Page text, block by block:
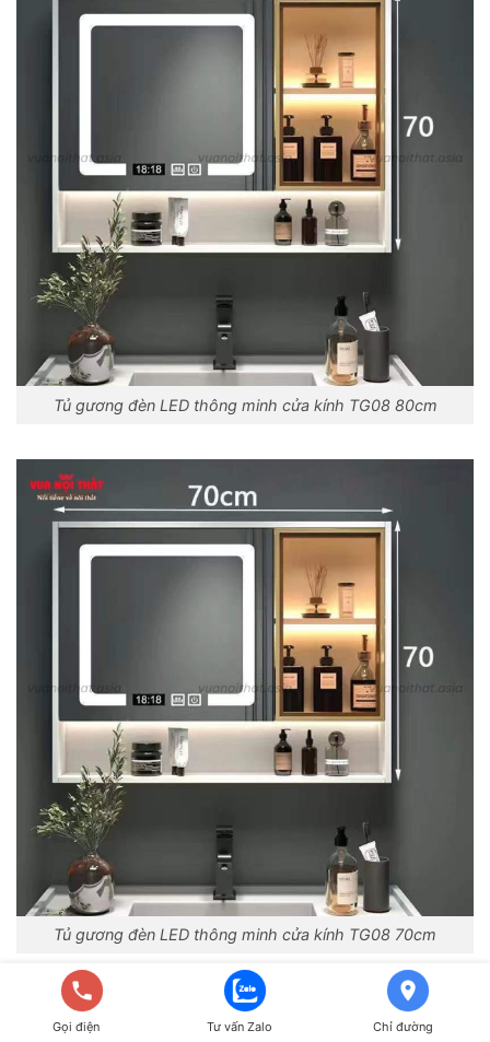
Tủ gương đèn LED thông minh cửa kính TG08 80cm
Tủ gương đèn LED thông minh cửa kính TG08 70cm
Gọi điện Tư vấn Zalo Chỉ đường